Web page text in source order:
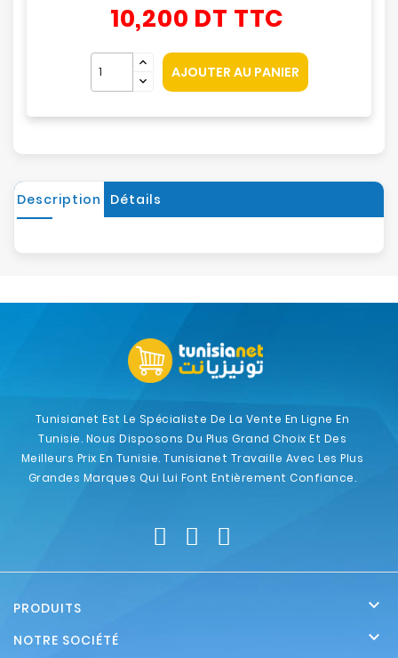
10,200 DT TTC
AJOUTER AU PANIER
Description Détails
Tunisianet Est Le Spécialiste De La Vente En Ligne En
Tunisie. Nous Disposons Du Plus Grand Choix Et Des
Meilleurs Prix En Tunisie. Tunisianet Travaille Avec Les Plus
Grandes Marques Qui Lui Font Entièrement Confiance.
PRODUITS 
NOTRE SOCIÉTÉ 